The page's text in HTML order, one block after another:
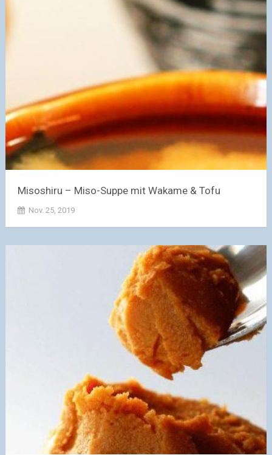
Misoshiru – Miso-Suppe mit Wakame & Tofu
Nov. 25, 2019